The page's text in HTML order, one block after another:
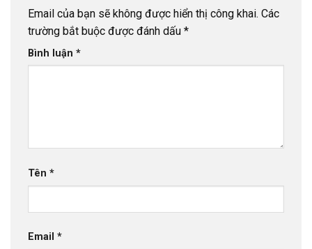
Email của bạn sẽ không được hiển thị công khai. Các
trường bắt buộc được đánh dấu *
Bình luận *
Tên *
Email *